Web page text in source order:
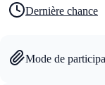
Dernière chance
Mode de